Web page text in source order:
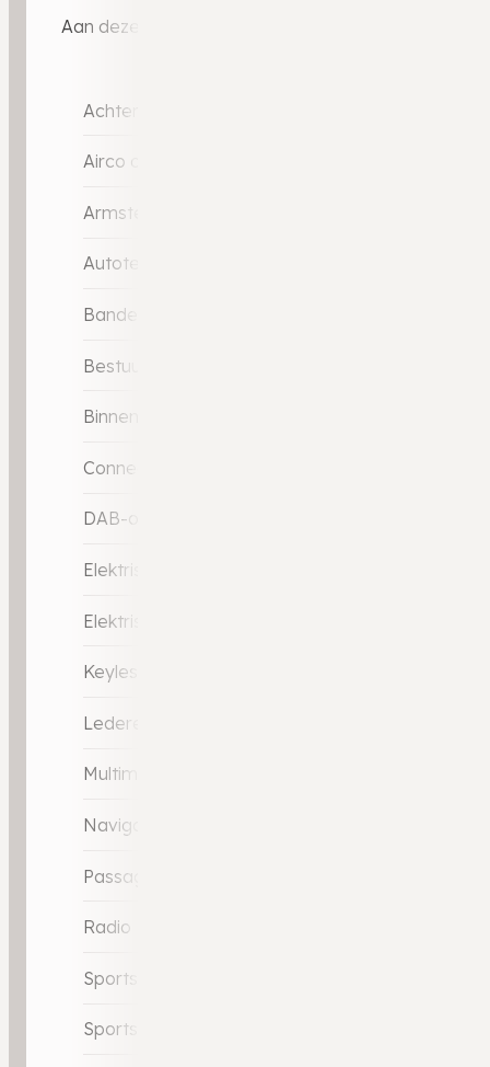
Aan deze advertentie kunnen geen rechten
Achterbank in delen neerklapbaar
Airco automatisch
Armsteun voor
Autotelefoonvoorbereiding met Bluetooth
Bandenspanningscontrolesysteem
Bestuurdersstoel in hoogte verstelbaar
Binnenspiegel automatisch dimmend
Connected services
DAB-ontvanger
Elektrische ramen achter
Elektrische ramen voor
Keyless start
Lederen stuurwiel
Multimedia-voorbereiding
Navigatie full map
Passagiersstoel in hoogte verstelbaar
Radio
Sportstoelen
Sportstuur